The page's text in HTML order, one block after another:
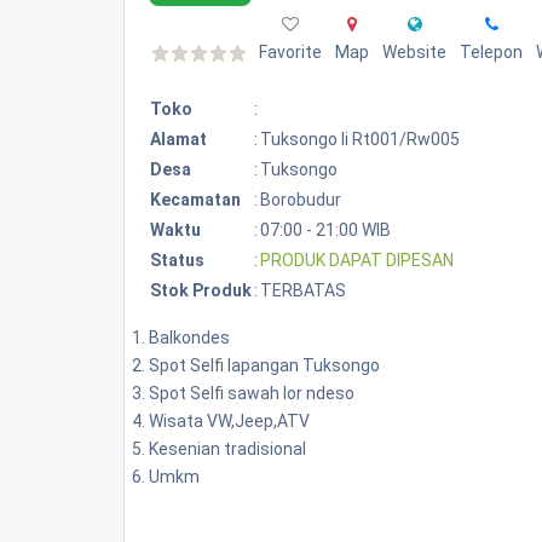
Favorite Map Website Telepon
Toko
:
Alamat
: Tuksongo Ii Rt001/rw005
Desa
: Tuksongo
Kecamatan
: Borobudur
Waktu
:07:00 - 21:00 WIB
Status
: PRODUK DAPAT DIPESAN
Stok Produk: TERBATAS
Balkondes
Spot Selfi lapangan Tuksongo
Spot Selfi sawah lor ndeso
Wisata VW,Jeep,ATV
Kesenian tradisional
Umkm